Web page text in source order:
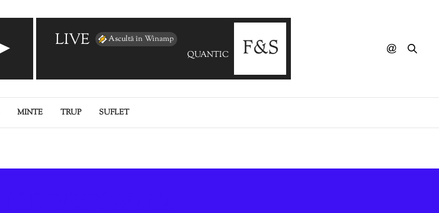
LIVE Ascultă în Winamp
QUANTIC - Cumbia Sobre El Mar (El Buho Remix)
MINTE TRUP SUFLET